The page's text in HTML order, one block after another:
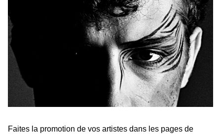
Faites la promotion de vos artistes dans les pages de